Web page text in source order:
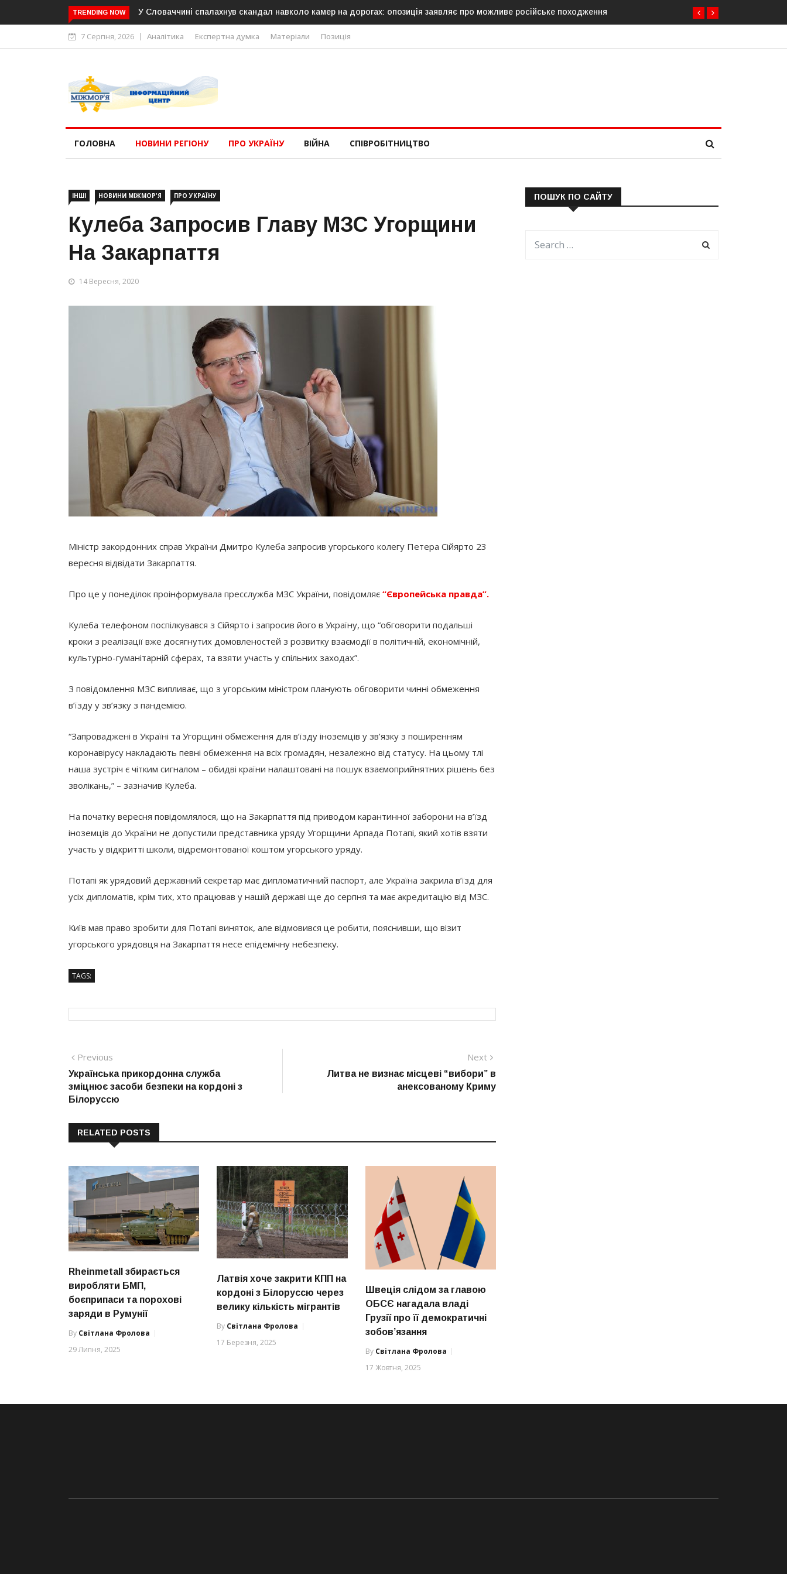
TRENDING NOW У Словаччині спалахнув скандал навколо камер на дорогах: опозиція заявляє про можливе російське походження
7 Серпня, 2026 Аналітика Експертна думка Матеріали Позиція
ГОЛОВНА НОВИНИ РЕГІОНУ ПРО УКРАЇНУ ВІЙНА СПІВРОБІТНИЦТВО
ІНШІ НОВИНИ МІЖМОР'Я ПРО УКРАЇНУ
Кулеба Запросив Главу МЗС Угорщини
На Закарпаття
14 Вересня, 2020
Міністр закордонних справ України Дмитро Кулеба запросив угорського колегу Петера Сійярто 23
вересня відвідати Закарпаття.
Про це у понеділок проінформувала пресслужба МЗС України, повідомляє “Європейська правда”.
Кулеба телефоном поспілкувався з Сійярто і запросив його в Україну, що “обговорити подальші
кроки з реалізації вже досягнутих домовленостей з розвитку взаємодії в політичній, економічній,
культурно-гуманітарній сферах, та взяти участь у спільних заходах”.
З повідомлення МЗС випливає, що з угорським міністром планують обговорити чинні обмеження
в’їзду у зв’язку з пандемією.
“Запроваджені в Україні та Угорщині обмеження для в’їзду іноземців у зв’язку з поширенням
коронавірусу накладають певні обмеження на всіх громадян, незалежно від статусу. На цьому тлі
наша зустріч є чітким сигналом – обидві країни налаштовані на пошук взаємоприйнятних рішень без
зволікань,” – зазначив Кулеба.
На початку вересня повідомлялося, що на Закарпаття під приводом карантинної заборони на в’їзд
іноземців до України не допустили представника уряду Угорщини Арпада Потапі, який хотів взяти
участь у відкритті школи, відремонтованої коштом угорського уряду.
Потапі як урядовий державний секретар має дипломатичний паспорт, але Україна закрила в’їзд для
усіх дипломатів, крім тих, хто працював у нашій державі ще до серпня та має акредитацію від МЗС.
Київ мав право зробити для Потапі виняток, але відмовився це робити, пояснивши, що візит
угорського урядовця на Закарпаття несе епідемічну небезпеку.
TAGS:
Навігація
записів
Previous
post:
Українська прикордонна служба
зміцнює засоби безпеки на кордоні з
Білоруссю
Next
Литва не визнає місцеві “вибори” в
анексованому Криму
RELATED POSTS
Rheinmetall збирається
виробляти БМП,
боєприпаси та порохові
заряди в Румунії
By Світлана Фролова
29 Липня, 2025
Латвія хоче закрити КПП на
кордоні з Білоруссю через
велику кількість мігрантів
By Світлана Фролова
17 Березня, 2025
Швеція слідом за главою
ОБСЄ нагадала владі
Грузії про її демократичні
зобов’язання
By Світлана Фролова
17 Жовтня, 2025
ПОШУК ПО САЙТУ